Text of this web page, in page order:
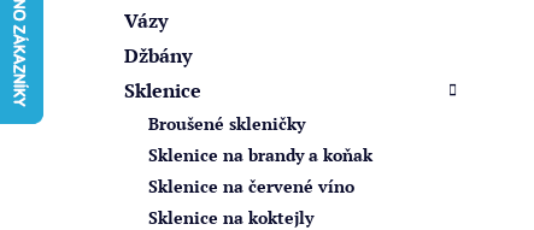
Vázy
Džbány
Sklenice
Broušené skleničky
Sklenice na brandy a koňak
Sklenice na červené víno
Sklenice na koktejly